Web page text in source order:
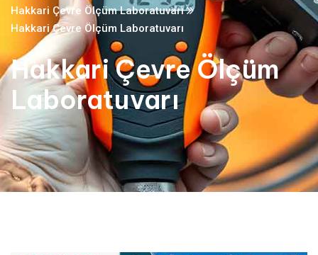
Hakkari Çevre Ölçüm Laboratuvarı
Hakkari Çevre Ölçüm Laboratuvarı
Hakkari Çevre Ölçüm
Laboratuvarı